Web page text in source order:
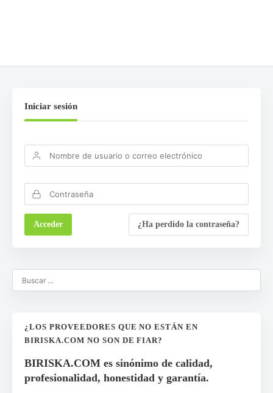
Iniciar sesión
¿Ha perdido la contraseña?
¿LOS PROVEEDORES QUE NO ESTÁN EN
BIRISKA.COM NO SON DE FIAR?
BIRISKA.COM es sinónimo de calidad,
profesionalidad, honestidad y garantía.